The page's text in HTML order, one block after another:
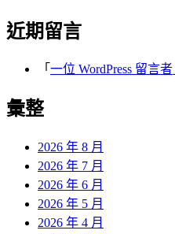
近期留言
「 一位 WordPress 留言者
彙整
2026 年 8 月
2026 年 7 月
2026 年 6 月
2026 年 5 月
2026 年 4 月